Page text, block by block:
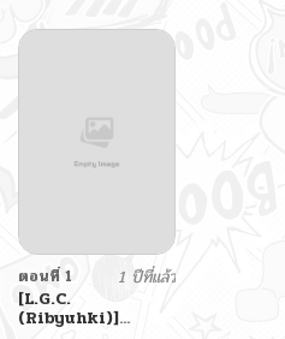
ตอนที่ 1
1 ปีที่แล้ว
[L.G.C.
(Ribyuhki)]